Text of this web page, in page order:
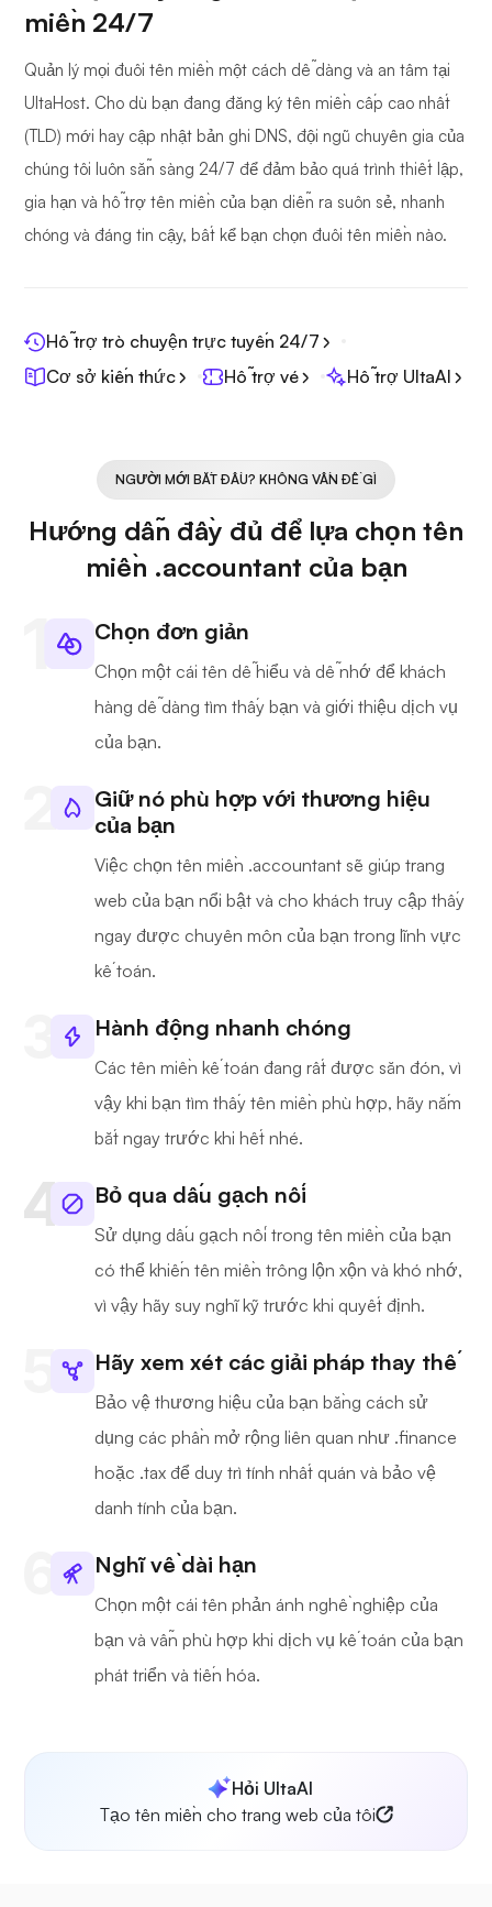
miền 24/7
Quản lý mọi đuôi tên miền một cách dễ dàng và an tâm tại
UltaHost. Cho dù bạn đang đăng ký tên miền cấp cao nhất
(TLD) mới hay cập nhật bản ghi DNS, đội ngũ chuyên gia của
chúng tôi luôn sẵn sàng 24/7 để đảm bảo quá trình thiết lập,
gia hạn và hỗ trợ tên miền của bạn diễn ra suôn sẻ, nhanh
chóng và đáng tin cậy, bất kể bạn chọn đuôi tên miền nào.
Hỗ trợ trò chuyện trực tuyến 24/7
Cơ sở kiến thức
Hỗ trợ vé Hỗ trợ UltaAI
NGƯỜI MỚI BẮT ĐẦU? KHÔNG VẤN ĐỀ GÌ
Hướng dẫn đầy đủ để lựa chọn tên
miền .accountant của bạn
Chọn đơn giản
Chọn một cái tên dễ hiểu và dễ nhớ để khách
hàng dễ dàng tìm thấy bạn và giới thiệu dịch vụ
của bạn.
Giữ nó phù hợp với thương hiệu
của bạn
Việc chọn tên miền .accountant sẽ giúp trang
web của bạn nổi bật và cho khách truy cập thấy
ngay được chuyên môn của bạn trong lĩnh vực
kế toán.
Hành động nhanh chóng
Các tên miền kế toán đang rất được săn đón, vì
vậy khi bạn tìm thấy tên miền phù hợp, hãy nắm
bắt ngay trước khi hết nhé.
Bỏ qua dấu gạch nối
Sử dụng dấu gạch nối trong tên miền của bạn
có thể khiến tên miền trông lộn xộn và khó nhớ,
vì vậy hãy suy nghĩ kỹ trước khi quyết định.
Hãy xem xét các giải pháp thay thế
Bảo vệ thương hiệu của bạn bằng cách sử
dụng các phần mở rộng liên quan như .finance
hoặc .tax để duy trì tính nhất quán và bảo vệ
danh tính của bạn.
Nghĩ về dài hạn
Chọn một cái tên phản ánh nghề nghiệp của
bạn và vẫn phù hợp khi dịch vụ kế toán của bạn
phát triển và tiến hóa.
Hỏi UltaAI
Tạo tên miền cho trang web của tôi